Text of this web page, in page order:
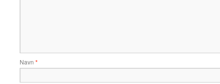
Navn *